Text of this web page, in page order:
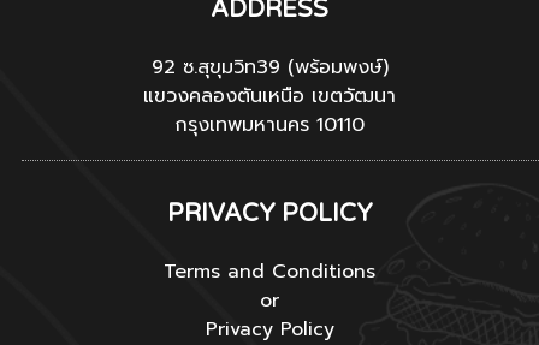
ADDRESS
92 ซ.สุขุมวิท39 (พร้อมพงษ์)
แขวงคลองตันเหนือ เขตวัฒนา
กรุงเทพมหานคร 10110
PRIVACY POLICY
Terms and Conditions
or
Privacy Policy